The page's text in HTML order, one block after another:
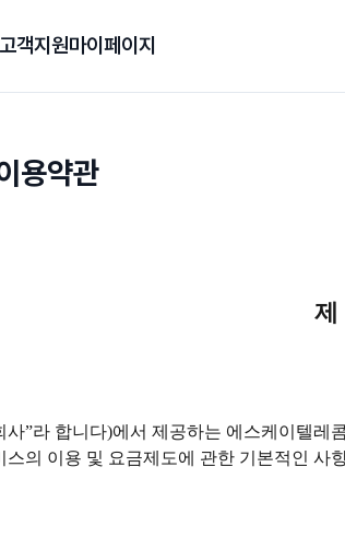
고객지원마이페이지
용약관
제
”라 합니다)에서 제공하는 에스케이텔
의 이용 및 요금제도에 관한 기본적인 사